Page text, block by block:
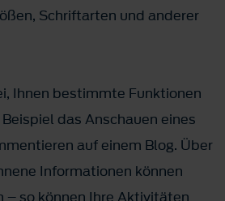
Schriftarten und anderer
Ihnen bestimmte Funktionen
das Anschauen eines
auf einem Blog. Über
Informationen können
– so können Ihre Aktivitäten